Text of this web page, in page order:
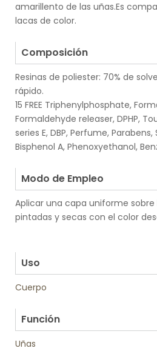
amarillento de las uñas.Es
lacas de color.
Composición
Resinas de poliester: 70% de
rápido.
15 FREE Triphenylphosphate,
Formaldehyde releaser, DPHP,
series E, DBP, Perfume,
Bisphenol A, Phenoxyethanol,
Modo de Empleo
Aplicar una capa uniforme
pintadas y secas con el color
Uso
Cuerpo
Función
Uñas